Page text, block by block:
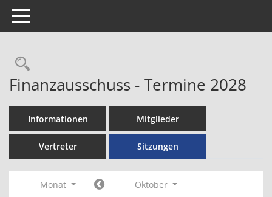
Toggle navigation
Rechercheauswahl
Finanzausschuss - Termine 2028
Informationen Mitglieder
Vertreter Sitzungen
Monat
Oktober